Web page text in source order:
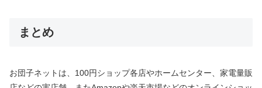
まとめ
お団子ネットは、100円ショップ各店やホームセンター、家電量販